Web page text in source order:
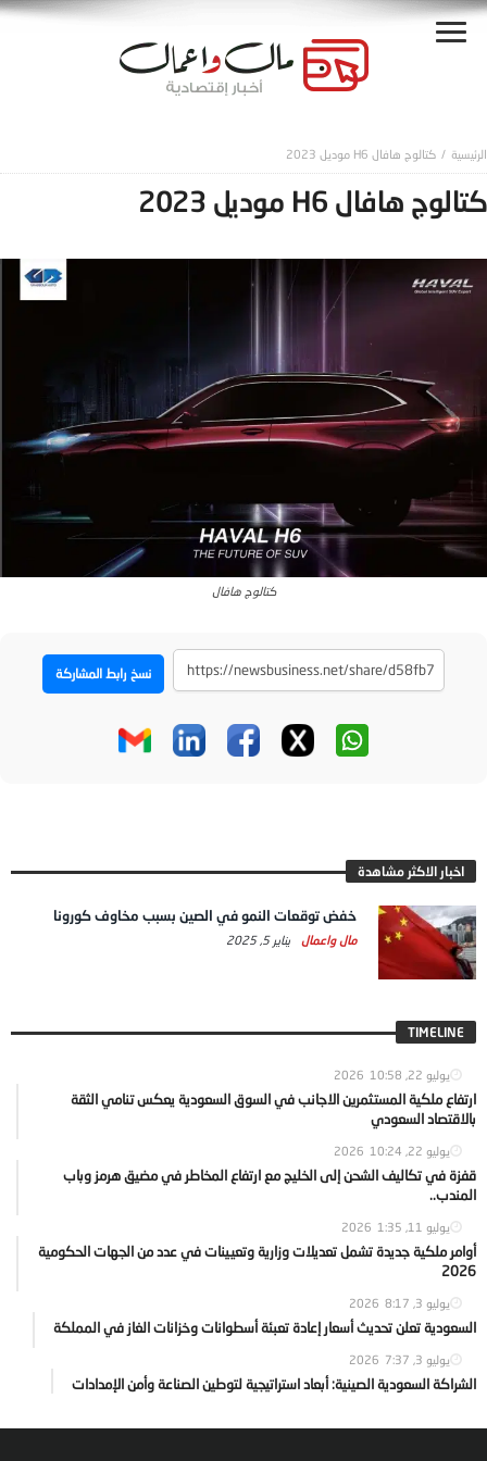
كتالوج هافال H6 موديل 2023
كتالوج هافال H6 موديل 2023
كتالوج هافال
نسخ رابط المشاركة
اخبار الاكثر مشاهدة
خفض توقعات النمو في الصين بسبب مخاوف كورونا
مال واعمال يناير 5, 2025
TIMELINE
يوليو 22, 2026 10:58
ارتفاع ملكية المستثمرين الاجانب في السوق السعودية يعكس تنامي الثقة
بالاقتصاد السعودي
يوليو 22, 2026 10:24
قفزة في تكاليف الشحن إلى الخليج مع ارتفاع المخاطر في مضيق هرمز وباب
المندب..
يوليو 11, 2026 1:35
أوامر ملكية جديدة تشمل تعديلات وزارية وتعيينات في عدد من الجهات الحكومية
2026
يوليو 3, 2026 8:17
السعودية تعلن تحديث أسعار إعادة تعبئة أسطوانات وخزانات الغاز في المملكة
يوليو 3, 2026 7:37
الشراكة السعودية الصينية: أبعاد استراتيجية لتوطين الصناعة وأمن الإمدادات